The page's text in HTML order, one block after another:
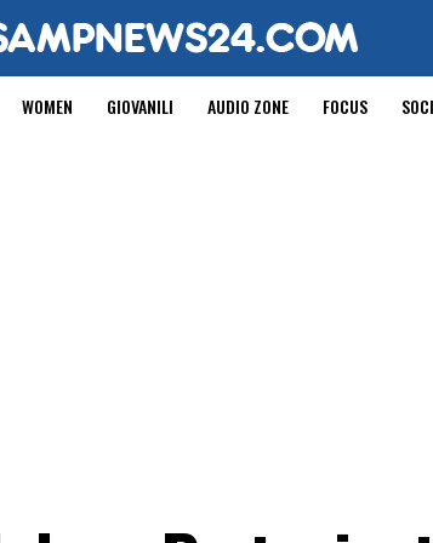
WOMEN GIOVANILI AUDIO ZONE FOCUS